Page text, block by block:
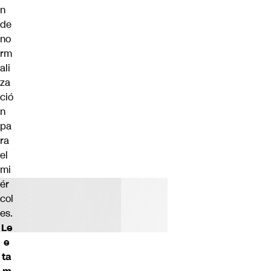
n
de
no
rm
ali
za
ció
n
pa
ra
el
mi
ér
col
es.
Le
e
ta